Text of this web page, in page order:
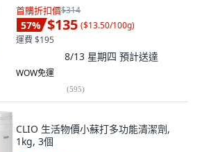
首購折扣價$314
57% $135 ($13.50/100g)
運費 $195
8/13 星期四 預計送達
WOW免運
(595)
CLIO 生活物價小蘇打多功能清潔劑,
1kg, 3個